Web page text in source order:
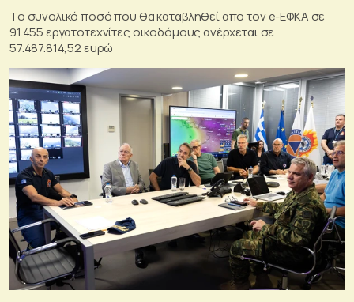
Το συνολικό ποσό που θα καταβληθεί απο τον e-ΕΦΚΑ σε
91.455 εργατοτεχνίτες οικοδόμους ανέρχεται σε
57.487.814,52 ευρώ